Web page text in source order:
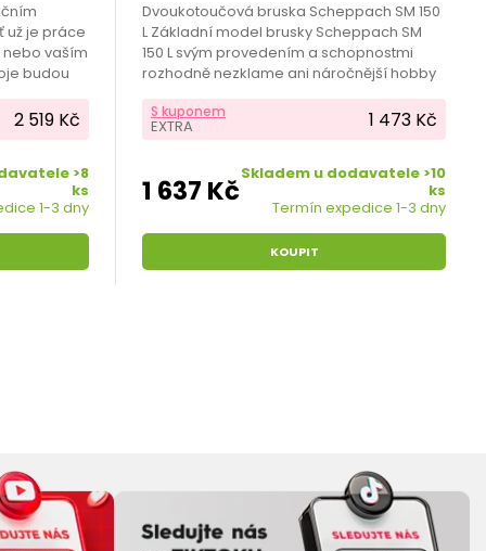
už je práce
vaším
budou
2 519 Kč
>8
ks
1-3 dny
Dvoukotoučová bruska Scheppach SM 150
L Základní model brusky Scheppach SM
150 L svým provedením a schopnostmi
rozhodně nezklame ani náročnější hobby
uživatele. Má pevnou konstrukci, přesné
vedení brusných kotoučů a tichý, výkonný
a...
S kuponem
EXTRA 1 473 Kč
1 637 Kč
Skladem u dodavatele >10
ks
Termín expedice 1-3 dny
KOUPIT